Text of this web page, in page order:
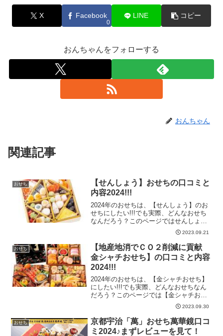
X Facebook
0
LINE コピー
おんちゃんをフォローする
おんちゃん
関連記事
おせち
【せんしょう】おせちの口コミと
内容2024!!!
2024年のおせちは、【せんしょう】のお
せちにしたい!!!でも実際、どんなおせち
なんだろう？このページではせんしょう
おせちの内容とネットでの口コミを紹介
します♪【せんしょう】おせちの口コミと
内容2024!!!〈せんしょう〉やわらか京お
せち ...
2023.09.21
おせち
【地産地消でＣＯ２削減に貢献
金シャチおせち】の口コミと内容
2024!!!
2024年のおせちは、【金シャチおせち】
にしたい!!!でも実際、どんなおせちなん
だろう？このページでは【金シャチおせ
ち】の内容とネットでの口コミを紹介し
ます♪【地産地消でＣＯ２削減に貢献 金
シャチおせち】の口コミと内容2024!!!地
産地消...
2023.09.30
おせち
京都宇治「萬」おせち萬華鏡口コ
ミ2024♪まずレビューを見て！